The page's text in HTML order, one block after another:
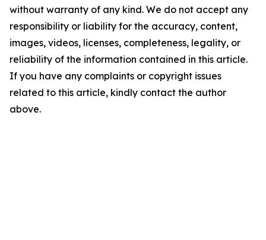
without warranty of any kind. We do not accept any
responsibility or liability for the accuracy, content,
images, videos, licenses, completeness, legality, or
reliability of the information contained in this article.
If you have any complaints or copyright issues
related to this article, kindly contact the author
above.